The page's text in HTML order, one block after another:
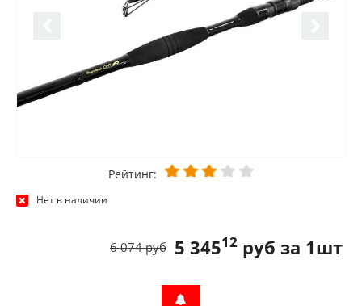
Рейтинг:
Нет в наличии
5 34512 руб за 1шт
6 074 руб